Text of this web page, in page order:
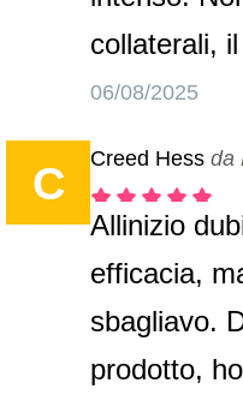
collaterali,
06/08/2025
C Creed Hess da
Allinizio
efficacia,
sbagliavo.
prodotto,